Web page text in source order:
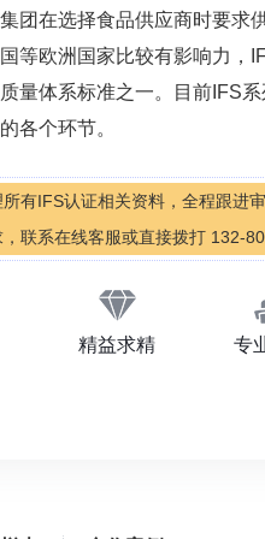
团在选择食品供应商时要求
等欧洲国家比较有影响力，
量体系标准之一。目前IFS
各个环节。
有IFS认证相关资料，全程跟进
联系在线客服或直接拨打 132-
精益求精 专